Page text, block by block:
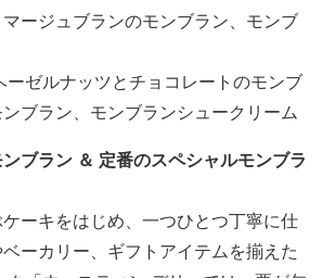
ージュブランのモンブラン、モンブ
ーゼルナッツとチョコレートのモンブ
ブラン、モンブランシュークリーム
ブラン ＆ 定番のスペシャルモンブラ
ーキをはじめ、一つひとつ丁寧に仕
ベーカリー、ギフトアイテムを揃えた